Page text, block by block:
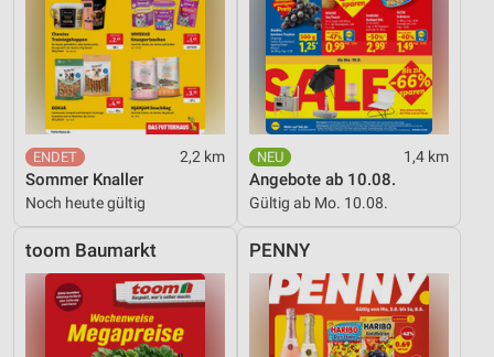
2,2 km
Sommer Knaller
Noch heute gültig
1,4 km
Angebote ab 10.08.
Gültig ab Mo. 10.08.
toom Baumarkt PENNY